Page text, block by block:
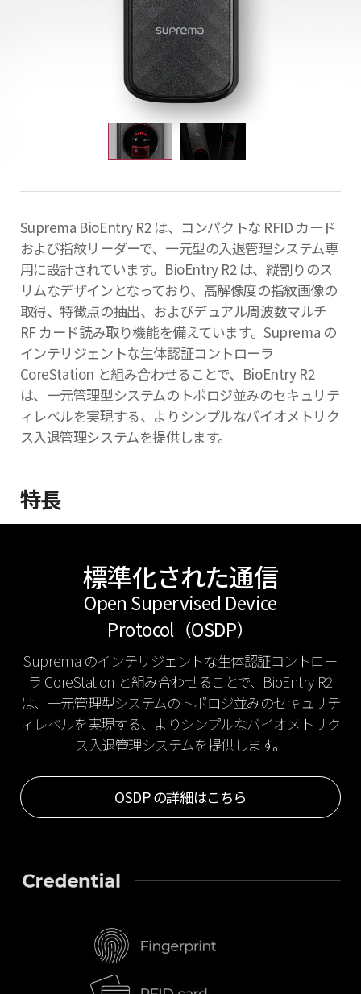
Suprema BioEntry R2 は、コンパクトな RFID カード
および指紋リーダーで、一元型の入退管理システム専
用に設計されています。BioEntry R2 は、縦割りのス
リムなデザインとなっており、高解像度の指紋画像の
取得、特徴点の抽出、およびデュアル周波数マルチ
RF カード読み取り機能を備えています。Suprema の
インテリジェントな生体認証コントローラ
CoreStation と組み合わせることで、BioEntry R2
は、一元管理型システムのトポロジ並みのセキュリテ
ィレベルを実現する、よりシンプルなバイオメトリク
ス入退管理システムを提供します。
特長
標準化された通信
Open Supervised Device
Protocol（OSDP）
Suprema のインテリジェントな生体認証コントロー
ラ CoreStation と組み合わせることで、BioEntry R2
は、一元管理型システムのトポロジ並みのセキュリテ
ィレベルを実現する、よりシンプルなバイオメトリク
ス入退管理システムを提供します。
OSDP の詳細はこちら